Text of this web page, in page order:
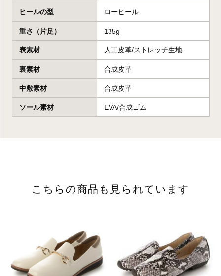
ヒールの型 ローヒール
重さ（片足） 135g
表素材 人工皮革/ストレッチ生地
裏素材 合成皮革
中敷素材 合成皮革
ソール素材 EVA/合成ゴム
こちらの商品も見られています